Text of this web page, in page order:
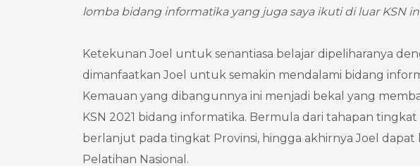
lomba bidang informatika yang juga saya ikuti di luar KSN
Ketekunan Joel untuk senantiasa belajar dipeliharanya
dimanfaatkan Joel untuk semakin mendalami bidang
Kemauan yang dibangunnya ini menjadi bekal yang
KSN 2021 bidang informatika. Bermula dari tahapan
berlanjut pada tingkat Provinsi, hingga akhirnya Joel
Pelatihan Nasional.